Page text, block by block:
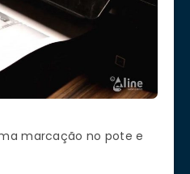
marcação no pote e